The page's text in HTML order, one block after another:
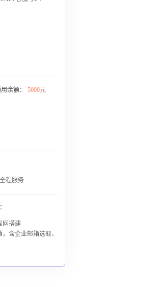
余额： 5000元
程服务
网搭建
含企业邮箱选取、